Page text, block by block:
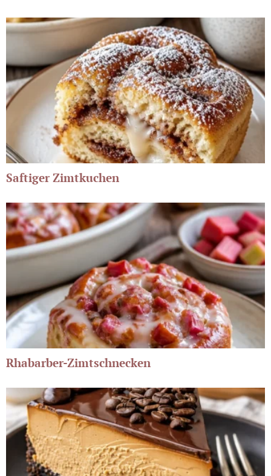
Saftiger Zimtkuchen
Rhabarber-Zimtschnecken